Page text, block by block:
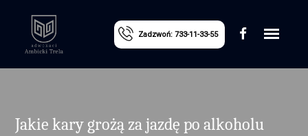
Zadzwoń: 733-11-33-55
Jakie kary grożą za jazdę po alkoholu